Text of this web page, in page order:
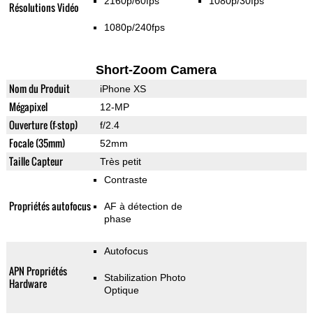
Résolutions Vidéo
1080p/240fps
Short-Zoom Camera
Nom du Produit iPhone XS
Mégapixel 12-MP
Ouverture (f-stop) f/2.4
Focale (35mm) 52mm
Taille Capteur Très petit
Propriétés autofocus
Contraste
AF à détection de
phase
APN Propriétés
Hardware
Autofocus
Stabilization Photo
Optique